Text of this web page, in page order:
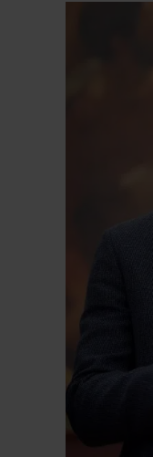
Prins
Niet alleen
Meghan
PRINS
Prins
daarom in
KATE
Kate
natuurlijk